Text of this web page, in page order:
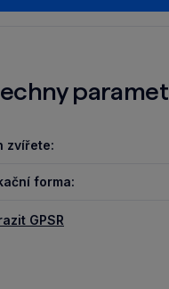
zvířete:
forma:
GPSR